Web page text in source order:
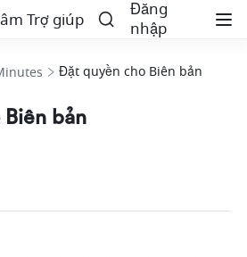
Trợ giúp
Đăng
nhập
Đặt quyền cho Biên bản
bản